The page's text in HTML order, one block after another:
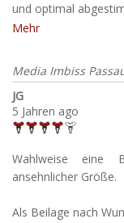
und optimal
Mehr
Media Imbiss
JG
5 Jahren ago
Wahlweise eine
ansehnlicher Größe.
Als Beilage nach